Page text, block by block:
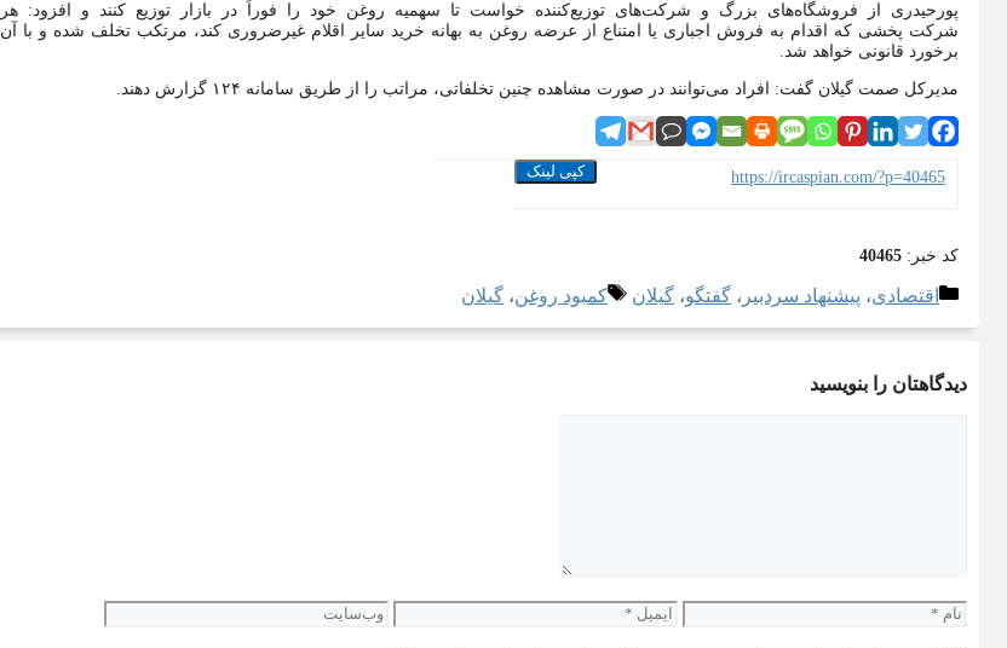
پورحیدری از فروشگاه‌های بزرگ و شرکت‌های توزیع‌کننده خواست تا سهمیه روغن خود را فوراً در بازار توزیع کنند و افزود: هر
شرکت پخشی که اقدام به فروش اجباری یا امتناع از عرضه روغن به بهانه خرید سایر اقلام غیرضروری کند، مرتکب تخلف شده و با آن
برخورد قانونی خواهد شد.
مدیرکل صمت گیلان گفت: افراد می‌توانند در صورت مشاهده چنین تخلفاتی، مراتب را از طریق سامانه ۱۲۴ گزارش دهند.
https://ircaspian.com/?p=40465 کپی لینک
کد خبر: 40465
دسته‌ها
اقتصادی، پیشنهاد سردبیر ، گفتگو، گیلان برچسب‌ها
کمبود روغن، گیلان
دیدگاهتان را بنویسید
نام ایمیل وب‌سایت